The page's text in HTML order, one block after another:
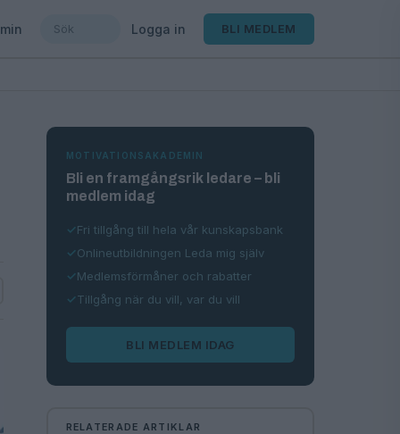
Logga in BLI MEDLEM
MOTIVATIONSAKADEMIN
Bli en framgångsrik ledare – bli
medlem idag
Fri tillgång till hela vår kunskapsbank
Onlineutbildningen Leda mig själv
Medlemsförmåner och rabatter
Tillgång när du vill, var du vill
BLI MEDLEM IDAG
RELATERADE ARTIKLAR